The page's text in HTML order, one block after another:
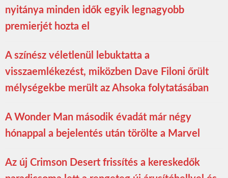
nyitánya minden idők egyik legnagyobb
premierjét hozta el
A színész véletlenül lebuktatta a
visszaemlékezést, miközben Dave Filoni őrült
mélységekbe merült az Ahsoka folytatásában
A Wonder Man második évadát már négy
hónappal a bejelentés után törölte a Marvel
Az új Crimson Desert frissítés a kereskedők